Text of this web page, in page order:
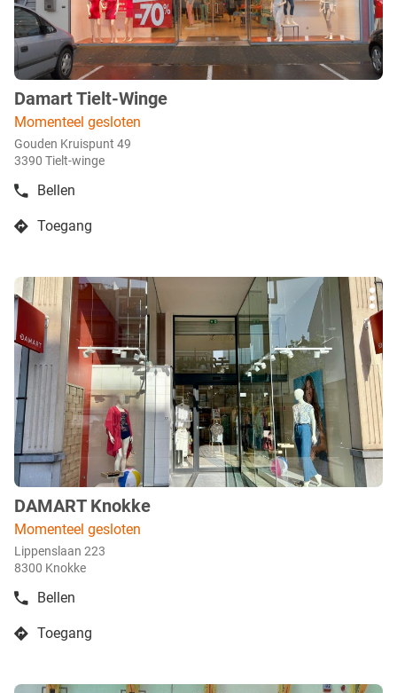
info
boetiek
:
Damart Tielt-Winge
Momenteel gesloten
Gouden Kruispunt 49
3390 Tielt-winge
Bellen
de
DamartToegang
naar
Damart
Tielt-
Winge
Druk
op
de
ENTER
toets
voor
meer
info
boetiek
:
DAMART Knokke
Momenteel gesloten
Lippenslaan 223
8300 Knokke
Bellen
de
DAMART
Toegang
naar
DAMART